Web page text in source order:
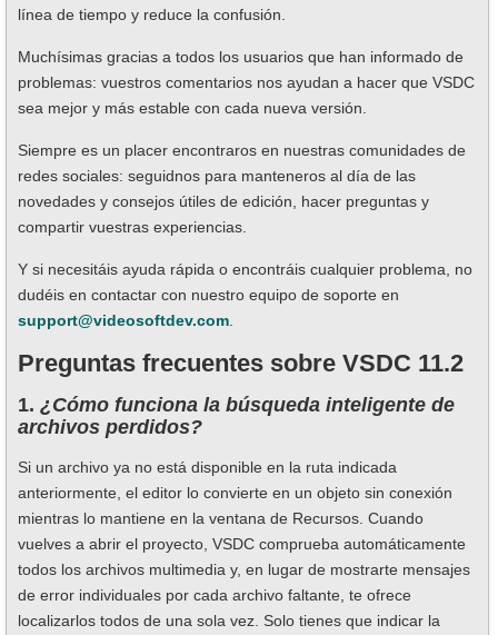
línea de tiempo y reduce la confusión.
Muchísimas gracias a todos los usuarios que han informado de
problemas: vuestros comentarios nos ayudan a hacer que VSDC
sea mejor y más estable con cada nueva versión.
Siempre es un placer encontraros en nuestras comunidades de
redes sociales: seguidnos para manteneros al día de las
novedades y consejos útiles de edición, hacer preguntas y
compartir vuestras experiencias.
Y si necesitáis ayuda rápida o encontráis cualquier problema, no
dudéis en contactar con nuestro equipo de soporte en
support@videosoftdev.com
Preguntas frecuentes sobre VSDC 11.2
1. ¿Cómo funciona la búsqueda inteligente de
archivos perdidos?
Si un archivo ya no está disponible en la ruta indicada
anteriormente, el editor lo convierte en un objeto sin conexión
mientras lo mantiene en la ventana de Recursos. Cuando
vuelves a abrir el proyecto, VSDC comprueba automáticamente
todos los archivos multimedia y, en lugar de mostrarte mensajes
de error individuales por cada archivo faltante, te ofrece
localizarlos todos de una sola vez. Solo tienes que indicar la